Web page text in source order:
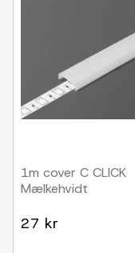
1m cover C CLICK
Mælkehvidt
27 kr